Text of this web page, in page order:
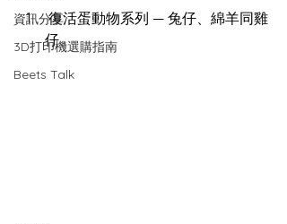
資訊分享
3D打印機選購指南
Beets Talk
復活蛋動物系列 — 兔仔、綿羊同雞
仔